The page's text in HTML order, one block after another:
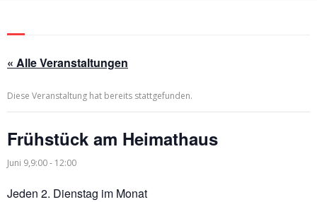
« Alle Veranstaltungen
Diese Veranstaltung hat bereits stattgefunden.
Frühstück am Heimathaus
Juni 9,9:00- 12:00
Jeden 2. Dienstag im Monat